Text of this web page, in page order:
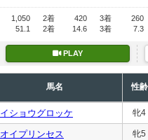
1,050 2着 420 3着
260
51.1 2着 14.6 3着 7.3
PLAY
馬名 性齢
イショウグロッケ 牝4
イプリンセス 牝5